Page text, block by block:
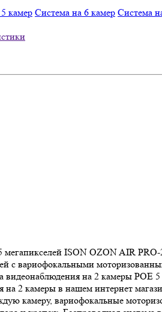
камер Система на 6 камер Система
мегапикселей ISON OZON AIR
с вариофокальными
на 2 камеры POE
2 камеры в нашем интернет
камеру, вариофокальные